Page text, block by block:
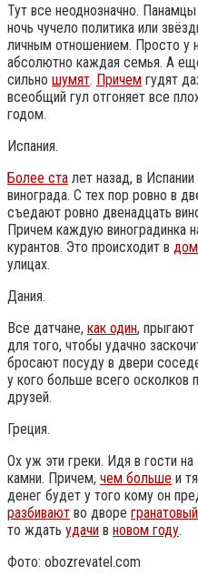
Тут все неоднозначно.
ночь чучело политика или
личным отношением. Просто у
абсолютно каждая семья. А
сильно шумят. Причем гудят
всеобщий гул отгоняет все
годом.
Испания.
Более ста лет назад, в
винограда. С тех пор ровно в
съедают ровно двенадцать
Причем каждую виноградинка
курантов. Это происходит в
улицах.
Дания.
Все датчане, как один, прыгают
для того, чтобы удачно
бросают посуду в двери
у кого больше всего
друзей.
Греция.
Ох уж эти греки. Идя в гости
камни. Причем, чем больше и
денег будет у того кому он
разбивают во дворе гранатовый
то ждать удачи в новом году.
Фото: obozrevatel.com